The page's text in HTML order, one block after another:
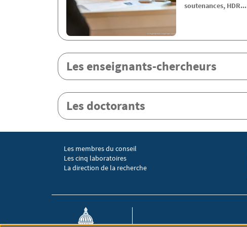
soutenances, HDR...
Les enseignants-chercheurs
Les doctorants
Menu footer EGIC 1
Les membres du conseil
Les cinq laboratoires
La direction de la recherche